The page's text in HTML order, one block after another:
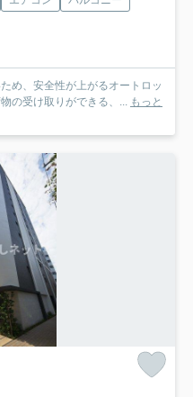
め、安全性が上がるオートロッ
の受け取りができる、... もっと